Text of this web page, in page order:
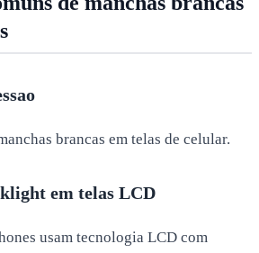
brancas em telas de celular.
em telas LCD
usam tecnologia LCD com